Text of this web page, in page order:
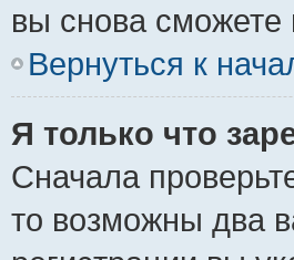
вы снова
Вернуться к
Я только что
Сначала
то возможны два